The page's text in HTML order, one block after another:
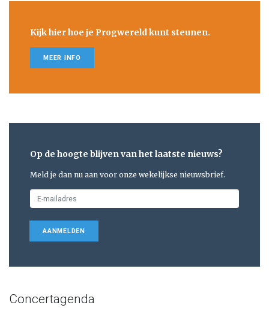
Kijk hier hoe je Progwereld kunt steunen.
MEER INFO
Op de hoogte blijven van het laatste nieuws?
Meld je dan nu aan voor onze wekelijkse nieuwsbrief.
AANMELDEN
Concertagenda